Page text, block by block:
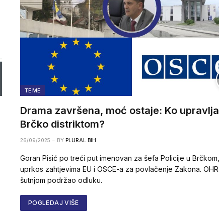
TEME
Drama završena, moć ostaje: Ko upravlja
Brčko distriktom?
26/09/2025 BY PLURAL BIH
Goran Pisić po treći put imenovan za šefa Policije u Brčkom,
uprkos zahtjevima EU i OSCE-a za povlačenje Zakona. OHR
šutnjom podržao odluku.
POGLEDAJ VIŠE